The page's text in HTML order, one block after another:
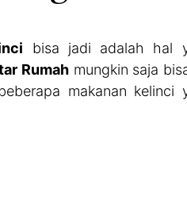
bisa jadi adalah hal
Rumahmungkin saja
makanan